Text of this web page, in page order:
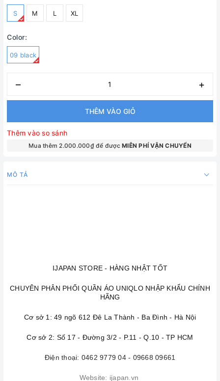
S M L XL
Color:
09 black
– +
THÊM VÀO GIỎ
Thêm vào so sánh
Mua thêm 2.000.000₫ để đượcMIÊN PHÍ VẬN CHUYỂN
MÔ TẢ
IJAPAN STORE - HÀNG NHẬT TỐT
CHUYÊN PHÂN PHỐI QUẦN ÁO UNIQLO NHẬP KHẨU CHÍNH
HÃNG
Cơ sở 1: 49 ngõ 612 Đê La Thành - Ba Đình - Hà Nội
Cơ sở 2: Số 17 - Đường 3/2 - P.11 - Q.10 - TP HCM
Điện thoại: 0462 9779 04 - 09668 09661
Website: ijapan.vn